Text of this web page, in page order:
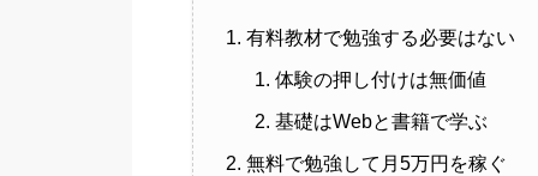
有料教材で勉強する必要はない
体験の押し付けは無価値
基礎はWebと書籍で学ぶ
無料で勉強して月5万円を稼ぐ